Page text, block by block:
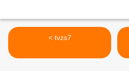
< tvzs7